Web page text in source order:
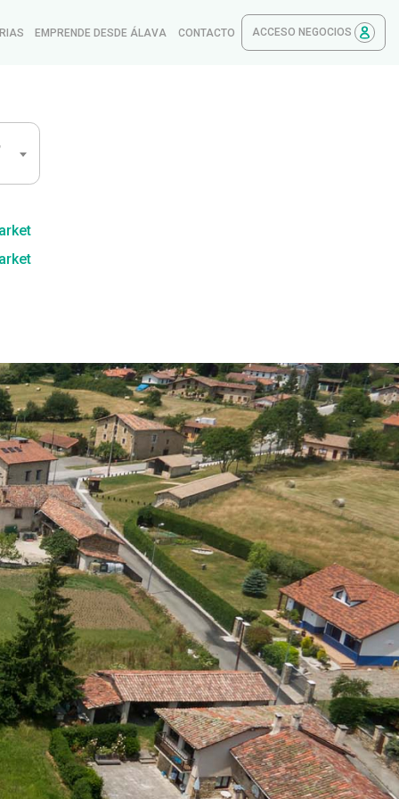
EMPRENDE DESDE ÁLAVA CONTACTO ACCESO NEGOCIOS